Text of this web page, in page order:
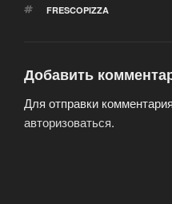
МЕТКИ
FRESCOPIZZA
Добавить
Для отправки
авторизоваться.